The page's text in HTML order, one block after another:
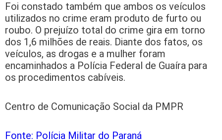
Foi constado também que ambos os veículos
utilizados no crime eram produto de furto ou
roubo. O prejuízo total do crime gira em torno
dos 1,6 milhões de reais. Diante dos fatos, os
veículos, as drogas e a mulher foram
encaminhados a Polícia Federal de Guaíra para
os procedimentos cabíveis.
Centro de Comunicação Social da PMPR
Fonte: Polícia Militar do Paraná